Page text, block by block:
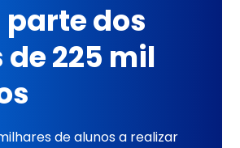
parte dos
225 mil
de alunos a realizar